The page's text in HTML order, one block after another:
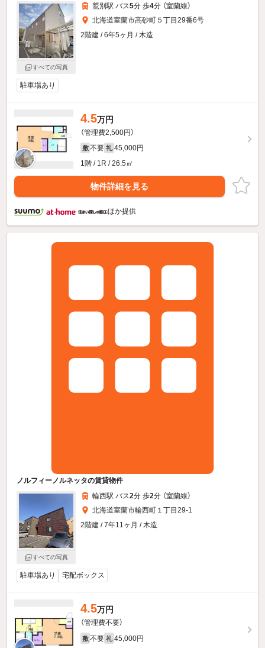
すべての写真
鷲別駅 バス5分 歩4分 （室蘭線）
北海道室蘭市高砂町５丁目29番6号
2階建 / 6年5ヶ月 / 木造
駐車場あり
4.5万円
（管理費2,500円）
敷 不要 礼 45,000円
1階 / 1R / 26.5㎡
物件詳細を見る
ほか提供
ノルフィーノルネッタの賃貸物件
すべての写真
輪西駅 バス2分 歩2分 （室蘭線）
北海道室蘭市輪西町１丁目29-1
2階建 / 7年11ヶ月 / 木造
駐車場あり 宅配ボックス
4.5万円
（管理費不要）
敷 不要 礼 45,000円